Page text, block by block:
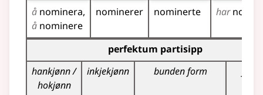
å nominera
å nominere
nominerer nominerte har
Bøyningstabell for dette verbet (partisippformer)
perfektum partisipp
hankjønn /
hokjønn
inkjekjønn bunden form